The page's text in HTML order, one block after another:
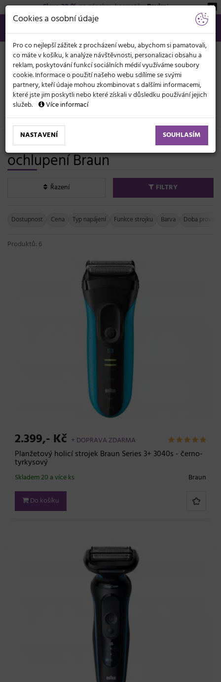
Sleva 20 %na pánskou kosmetikuBeviro!
566 440 099
info@svetkadernictvi.cz
Po−pá: 8−17
Vše o nákupu Kč
KATEGORIE
MENU
Elektronika Strojky Holicí strojky
Holicí strojky na vousy a
ochlupení Braun
Řazení FILTRY
Dostupnost Cena Typ napájení Funkce strojku Barva Doba provozu
Produktů: 6
2.399,- Kč + DOPRAVA ZDARMA
Planžetový holicí strojek Braun Series 3+ 3040s - černo-
tyrkysový
Braun
Skladem 20 a více ks
Do košíku
Cookies a osobní údaje
Pro co nejlepší zážitek z procházení webu, abychom si pamatovali,
co máte v košíku, k analýze návštěvnosti, personalizaci obsahu a
reklam, poskytování funkcí sociálních médií využíváme soubory
cookie. Informace o použití našeho webu sdílíme se svými
partnery, kteří údaje mohou zkombinovat s dalšími informacemi,
které jste jim poskytli nebo které získali v důsledku používání jejich
služeb.
Více informací
NASTAVENÍ SOUHLASÍM